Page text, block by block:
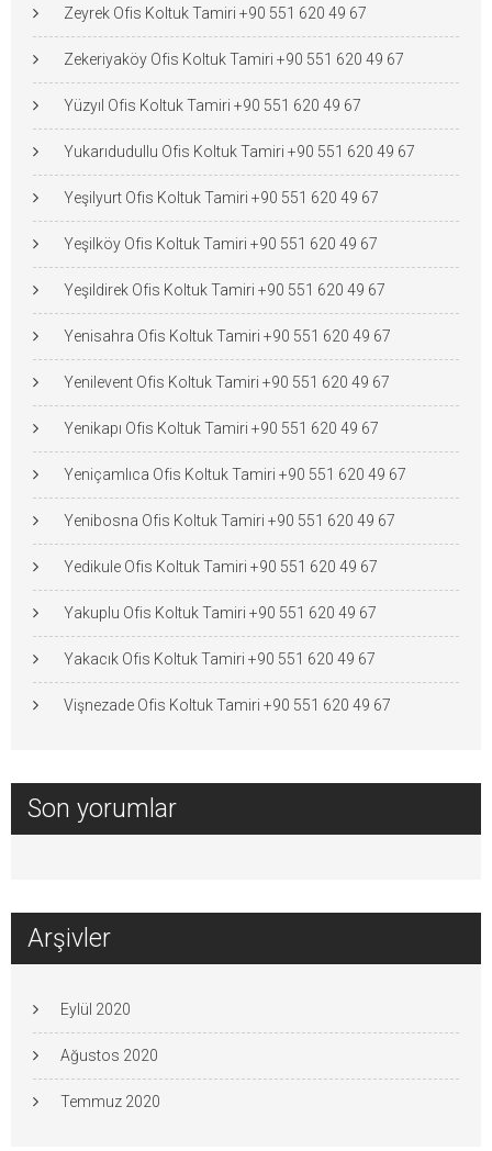
Zeyrek Ofis Koltuk Tamiri +90 551 620 49 67
Zekeriyaköy Ofis Koltuk Tamiri +90 551 620 49 67
Yüzyıl Ofis Koltuk Tamiri +90 551 620 49 67
Yukarıdudullu Ofis Koltuk Tamiri +90 551 620 49 67
Yeşilyurt Ofis Koltuk Tamiri +90 551 620 49 67
Yeşilköy Ofis Koltuk Tamiri +90 551 620 49 67
Yeşildirek Ofis Koltuk Tamiri +90 551 620 49 67
Yenisahra Ofis Koltuk Tamiri +90 551 620 49 67
Yenilevent Ofis Koltuk Tamiri +90 551 620 49 67
Yenikapı Ofis Koltuk Tamiri +90 551 620 49 67
Yeniçamlıca Ofis Koltuk Tamiri +90 551 620 49 67
Yenibosna Ofis Koltuk Tamiri +90 551 620 49 67
Yedikule Ofis Koltuk Tamiri +90 551 620 49 67
Yakuplu Ofis Koltuk Tamiri +90 551 620 49 67
Yakacık Ofis Koltuk Tamiri +90 551 620 49 67
Vişnezade Ofis Koltuk Tamiri +90 551 620 49 67
Son yorumlar
Arşivler
Eylül 2020
Ağustos 2020
Temmuz 2020